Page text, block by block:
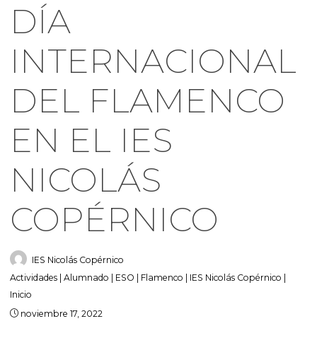
DÍA
INTERNACIONAL
DEL FLAMENCO
EN EL IES
NICOLÁS
COPÉRNICO
IES Nicolás Copérnico
Actividades
Alumnado ESO Flamenco IES Nicolás Copérnico
Inicio
noviembre 17, 2022